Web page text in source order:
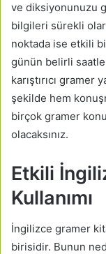
ve diksiyonunuzu
bilgileri sürekli
noktada ise etkili
günün belirli
karıştırıcı gramer
şekilde hem
birçok gramer
olacaksınız.
Etkili
Kullanımı
İngilizce gramer
birisidir. Bunun